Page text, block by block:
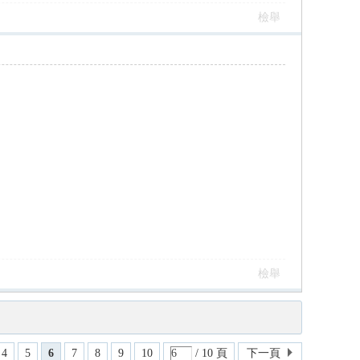
檢舉
檢舉
4 5 6 7 8 9 10 / 10 頁 下一頁